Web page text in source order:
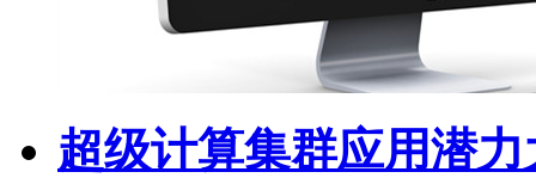
超级计算集群应用潜